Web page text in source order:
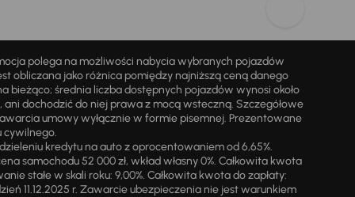
polega na możliwości nabycia wybranych pojazdów
obliczana jako różnica pomiędzy najniższą ceną danego
bieżąco; średnia liczba dostępnych pojazdów wynosi około
dochodzić do niej prawa z mocą wsteczną. Szczegółowe
umowy wyłącznie w formie pisemnej. Prezentowane
cywilnego.
kredytu na auto z oprocentowaniem od 6,65%.
samochodu 52 000 zł, wkład własny 0%. Całkowita kwota
stałe w skali roku: 9,00%. Całkowita kwota do zapłaty:
11.12.2025 r. Zawarcie ubezpieczenia nie jest warunkiem